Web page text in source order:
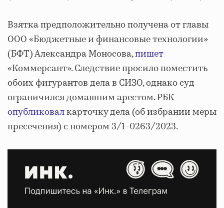
Взятка предположительно получена от главы
ООО «Бюджетные и финансовые технологии»
(БФТ) Александра Моносова,пишет
«Коммерсант». Следствие просило поместить
обоих фигурантов дела в СИЗО, однако суд
ограничился домашним арестом. РБК
опубликовалкарточку дела (об избрании меры
пресечения) с номером 3/1−0263/2023.